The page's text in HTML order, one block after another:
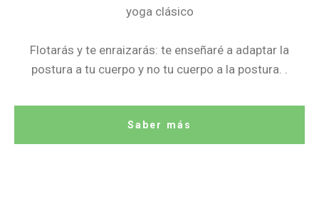
yoga clásico
Flotarás y te enraizarás: te enseñaré a adaptar la
postura a tu cuerpo y no tu cuerpo a la postura. .
Saber más